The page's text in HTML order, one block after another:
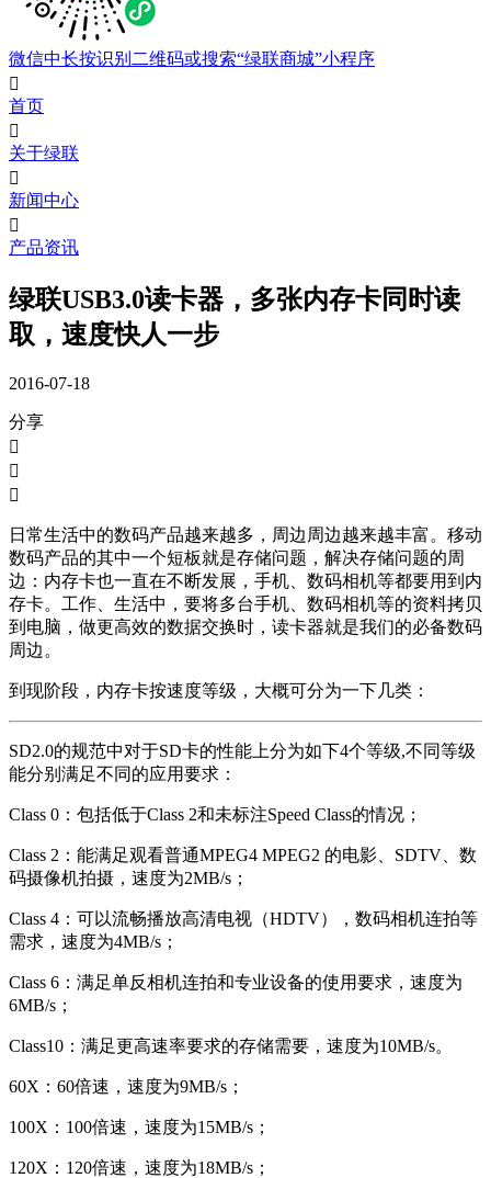
微信中长按识别二维码或搜索“绿联商城”小程序

首页

关于绿联

新闻中心

产品资讯
绿联USB3.0读卡器，多张内存卡同时读
取，速度快人一步
2016-07-18
分享



日常生活中的数码产品越来越多，周边周边越来越丰富。移动
数码产品的其中一个短板就是存储问题，解决存储问题的周
边：内存卡也一直在不断发展，手机、数码相机等都要用到内
存卡。工作、生活中，要将多台手机、数码相机等的资料拷贝
到电脑，做更高效的数据交换时，读卡器就是我们的必备数码
周边。
到现阶段，内存卡按速度等级，大概可分为一下几类：
SD2.0的规范中对于SD卡的性能上分为如下4个等级,不同等级
能分别满足不同的应用要求：
Class 0：包括低于Class 2和未标注Speed Class的情况；
Class 2：能满足观看普通MPEG4 MPEG2 的电影、SDTV、数
码摄像机拍摄，速度为2MB/s；
Class 4：可以流畅播放高清电视（HDTV），数码相机连拍等
需求，速度为4MB/s；
Class 6：满足单反相机连拍和专业设备的使用要求，速度为
6MB/s；
Class10：满足更高速率要求的存储需要，速度为10MB/s。
60X：60倍速，速度为9MB/s；
100X：100倍速，速度为15MB/s；
120X：120倍速，速度为18MB/s；